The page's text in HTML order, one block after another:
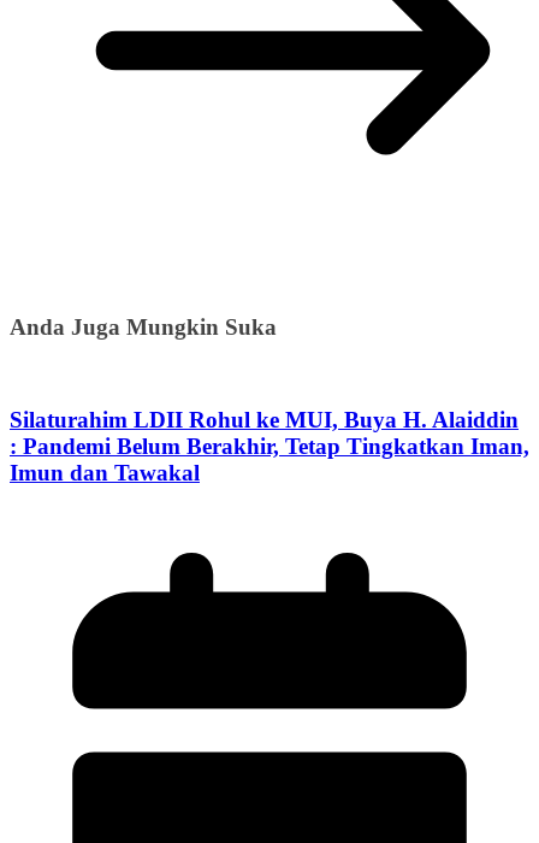
Anda Juga Mungkin Suka
Silaturahim LDII Rohul ke MUI, Buya H. Alaiddin
: Pandemi Belum Berakhir, Tetap Tingkatkan Iman,
Imun dan Tawakal